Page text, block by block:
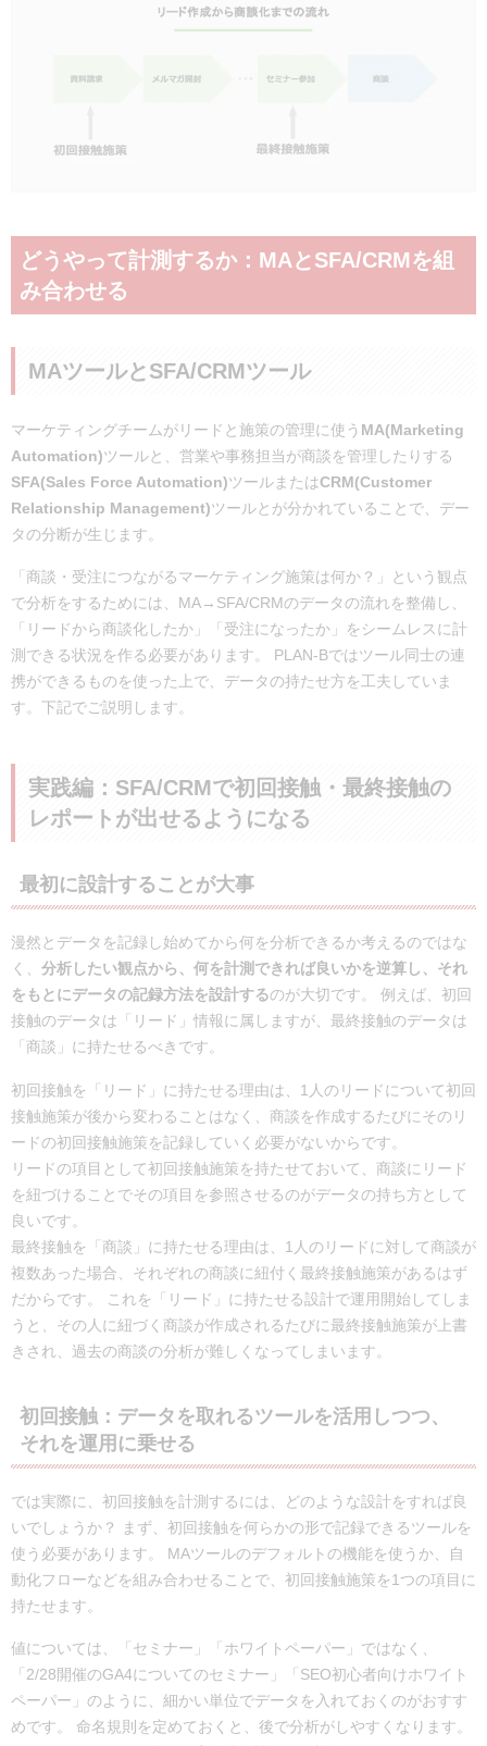
どうやって計測するか：MAとSFA/CRMを組
み合わせる
MAツールとSFA/CRMツール
マーケティングチームがリードと施策の管理に使う MA(Marketing
Automation)ツールと、営業や事務担当が商談を管理したりする
SFA(Sales Force Automation)ツールまたはCRM(Customer
Relationship Management)ツールとが分かれていることで、デー
タの分断が生じます。
「商談・受注につながるマーケティング施策は何か？」という観点
で分析をするためには、MA→SFA/CRMのデータの流れを整備し、
「リードから商談化したか」「受注になったか」をシームレスに計
測できる状況を作る必要があります。 PLAN-Bではツール同士の連
携ができるものを使った上で、データの持たせ方を工夫していま
す。下記でご説明します。
実践編：SFA/CRMで初回接触・最終接触の
レポートが出せるようになる
最初に設計することが大事
漫然とデータを記録し始めてから何を分析できるか考えるのではな
く、 分析したい観点から、何を計測できれば良いかを逆算し、それ
をもとにデータの記録方法を設計するのが大切です。 例えば、初回
接触のデータは「リード」情報に属しますが、最終接触のデータは
「商談」に持たせるべきです。
初回接触を「リード」に持たせる理由は、1人のリードについて初回
接触施策が後から変わることはなく、商談を作成するたびにそのリ
ードの初回接触施策を記録していく必要がないからです。
リードの項目として初回接触施策を持たせておいて、商談にリード
を紐づけることでその項目を参照させるのがデータの持ち方として
良いです。
最終接触を「商談」に持たせる理由は、1人のリードに対して商談が
複数あった場合、それぞれの商談に紐付く最終接触施策があるはず
だからです。 これを「リード」に持たせる設計で運用開始してしま
うと、その人に紐づく商談が作成されるたびに最終接触施策が上書
きされ、過去の商談の分析が難しくなってしまいます。
初回接触：データを取れるツールを活用しつつ、
それを運用に乗せる
では実際に、初回接触を計測するには、どのような設計をすれば良
いでしょうか？ まず、初回接触を何らかの形で記録できるツールを
使う必要があります。 MAツールのデフォルトの機能を使うか、自
動化フローなどを組み合わせることで、初回接触施策を1つの項目に
持たせます。
値については、「セミナー」「ホワイトペーパー」ではなく、
「2/28開催のGA4についてのセミナー」「SEO初心者向けホワイト
ペーパー」のように、細かい単位でデータを入れておくのがおすす
めです。 命名規則を定めておくと、後で分析がしやすくなります。